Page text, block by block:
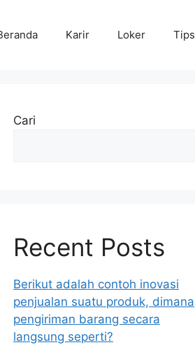
Karir Loker Tips
Cari
Recent Posts
Berikut adalah contoh inovasi
penjualan suatu produk, dimana
pengiriman barang secara
langsung seperti?